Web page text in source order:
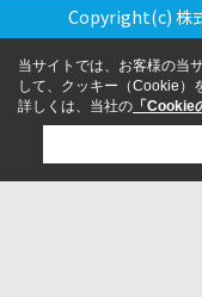
Copyright(c) 株
当サイトでは、お客様の当
して、クッキー（Cookie）
詳しくは、当社の 「Cookie